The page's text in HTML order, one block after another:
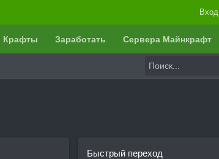
Вход
Крафты Заработать Сервера Майнкрафт
Быстрый переход